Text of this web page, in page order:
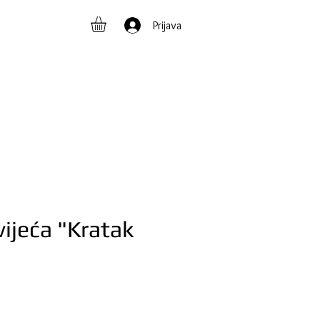
Prijava
"Kratak